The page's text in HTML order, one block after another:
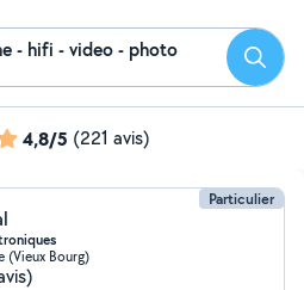
- hifi - video - photo
4,8/5 (221 avis)
Particulier
(Vieux Bourg)